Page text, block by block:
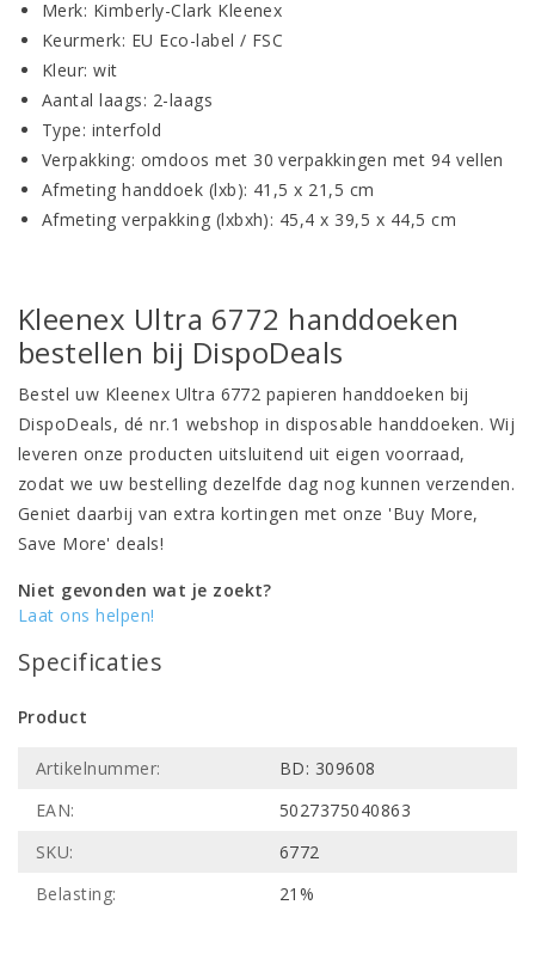
Merk: Kimberly-Clark Kleenex
Keurmerk: EU Eco-label / FSC
Kleur: wit
Aantal laags: 2-laags
Type: interfold
Verpakking: omdoos met 30 verpakkingen met 94 vellen
Afmeting handdoek (lxb): 41,5 x 21,5 cm
Afmeting verpakking (lxbxh): 45,4 x 39,5 x 44,5 cm
Kleenex Ultra 6772 handdoeken
bestellen bij DispoDeals
Bestel uw Kleenex Ultra 6772 papieren handdoeken bij
DispoDeals, dé nr.1 webshop in disposable handdoeken. Wij
leveren onze producten uitsluitend uit eigen voorraad,
zodat we uw bestelling dezelfde dag nog kunnen verzenden.
Geniet daarbij van extra kortingen met onze 'Buy More,
Save More' deals!
Niet gevonden wat je zoekt?
Laat ons helpen!
Specificaties
Product
Artikelnummer:
BD: 309608
EAN:
5027375040863
SKU:
6772
Belasting:
21%